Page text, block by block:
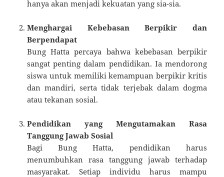
hanya akan menjadi kekuatan yang sia-sia.
Menghargai Kebebasan Berpikir dan
Berpendapat
Bung Hatta percaya bahwa kebebasan berpikir
sangat penting dalam pendidikan. Ia mendorong
siswa untuk memiliki kemampuan berpikir kritis
dan mandiri, serta tidak terjebak dalam dogma
atau tekanan sosial.
Pendidikan yang Mengutamakan Rasa
Tanggung Jawab Sosial
Bagi Bung Hatta, pendidikan harus
menumbuhkan rasa tanggung jawab terhadap
masyarakat. Setiap individu harus mampu